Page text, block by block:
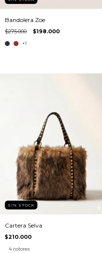
Bandolera Zoe
$275.000 $198.000
+1
SIN STOCK
Cartera Selva
$210.000
4 colores